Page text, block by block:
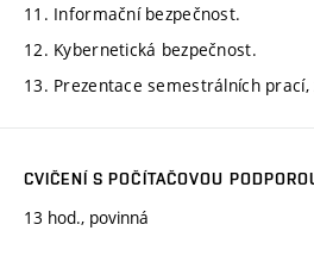
11. Informační bezpečnost.
12. Kybernetická bezpečnost.
13. Prezentace semestrálních prací,
CVIČENÍ S POČÍTAČOVOU
13 hod., povinná